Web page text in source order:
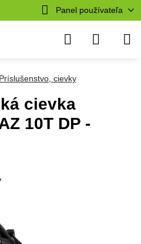
Panel používateľa
Príslušenstvo, cievky
cievka
10T DP -